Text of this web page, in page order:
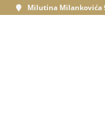
Milutina Milankovića